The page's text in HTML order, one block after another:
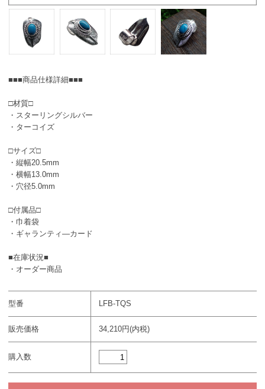
■■■商品仕様詳細■■■
□材質□
・スターリングシルバー
・ターコイズ
□サイズ□
・縦幅20.5mm
・横幅13.0mm
・穴径5.0mm
□付属品□
・巾着袋
・ギャランティ―カード
■在庫状況■
・オーダー商品
型番 LFB-TQS
販売価格 34,210円(内税)
購入数